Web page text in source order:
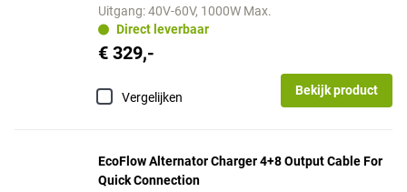
Uitgang: 40V-60V, 1000W Max.
Direct leverbaar
€ 329,-
Vergelijken Bekijk product
EcoFlow Alternator Charger 4+8 Output Cable For
Quick Connection